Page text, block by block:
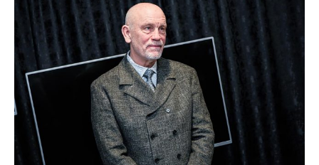
Sjeverna
Makedonija
Srbija
Slovenija
Biznis i
ekonomija
Srbija
Slovenija
Biznis i
ekonomija
Poslovne